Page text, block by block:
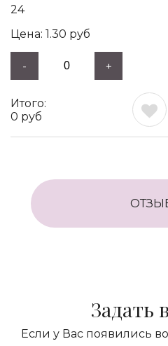
24
1.30 руб
- +
0 руб
Задать
Если у Вас появились